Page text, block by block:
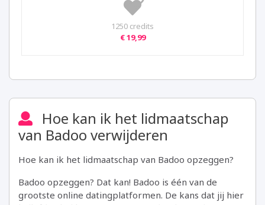
1250 credits
€ 19,99
Hoe kan ik het lidmaatschap
van Badoo verwijderen
Hoe kan ik het lidmaatschap van Badoo opzeggen?
Badoo opzeggen? Dat kan! Badoo is één van de
grootste online datingplatformen. De kans dat jij hier